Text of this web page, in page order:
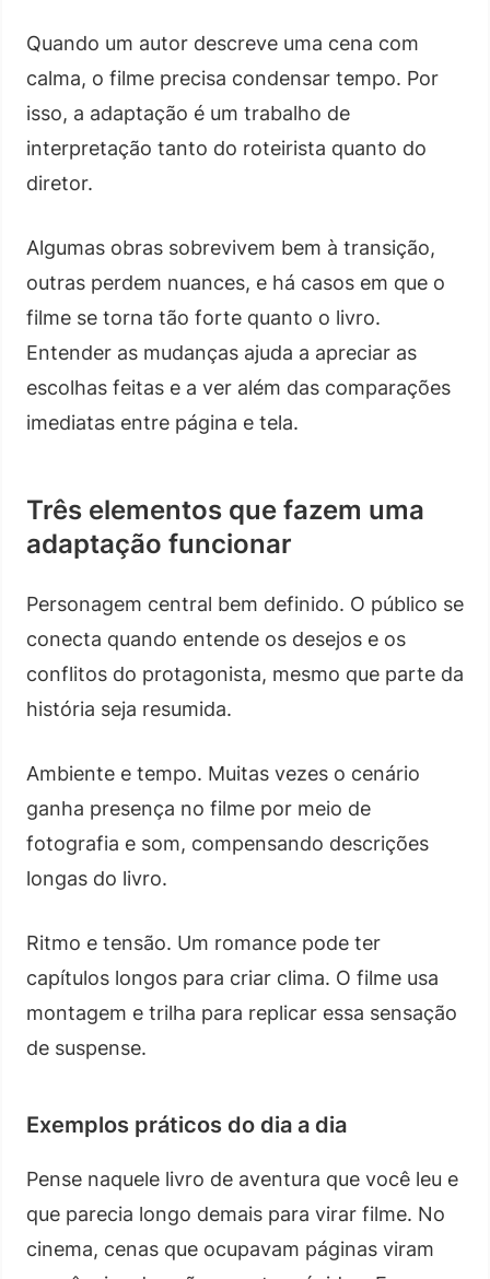
Quando um autor descreve uma cena com
calma, o filme precisa condensar tempo. Por
isso, a adaptação é um trabalho de
interpretação tanto do roteirista quanto do
diretor.
Algumas obras sobrevivem bem à transição,
outras perdem nuances, e há casos em que o
filme se torna tão forte quanto o livro.
Entender as mudanças ajuda a apreciar as
escolhas feitas e a ver além das comparações
imediatas entre página e tela.
Três elementos que fazem uma
adaptação funcionar
Personagem central bem definido. O público se
conecta quando entende os desejos e os
conflitos do protagonista, mesmo que parte da
história seja resumida.
Ambiente e tempo. Muitas vezes o cenário
ganha presença no filme por meio de
fotografia e som, compensando descrições
longas do livro.
Ritmo e tensão. Um romance pode ter
capítulos longos para criar clima. O filme usa
montagem e trilha para replicar essa sensação
de suspense.
Exemplos práticos do dia a dia
Pense naquele livro de aventura que você leu e
que parecia longo demais para virar filme. No
cinema, cenas que ocupavam páginas viram